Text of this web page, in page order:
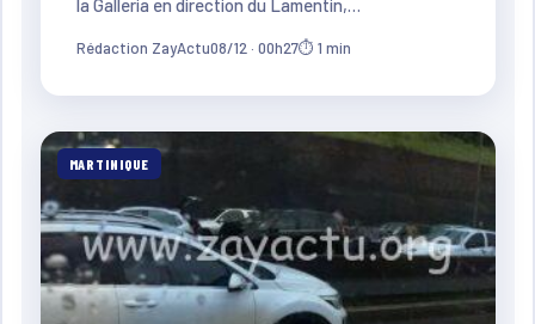
Rédaction ZayActu08/12 · 00h27⏱ 1 min
MARTINIQUE